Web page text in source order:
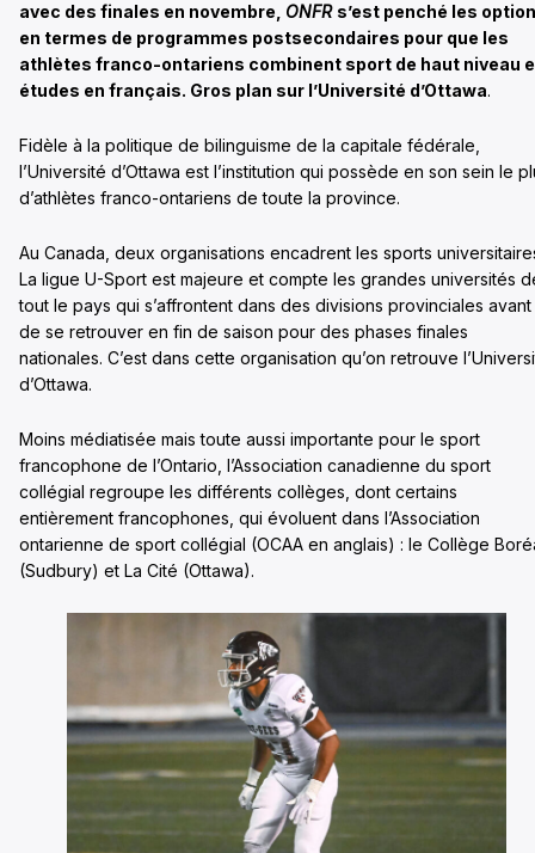
avec des finales en novembre, ONFR s’est penché les
en termes de programmes postsecondaires pour que les
athlètes franco-ontariens combinent sport de haut niveau
études en français. Gros plan sur l’Université d’Ottawa.
Fidèle à la politique de bilinguisme de la capitale fédérale,
l’Université d’Ottawa est l’institution qui possède en son sein le
d’athlètes franco-ontariens de toute la province.
Au Canada, deux organisations encadrent les sports
La ligue U-Sport est majeure et compte les grandes universités
tout le pays qui s’affrontent dans des divisions provinciales avant
de se retrouver en fin de saison pour des phases finales
nationales. C’est dans cette organisation qu’on retrouve
d’Ottawa.
Moins médiatisée mais toute aussi importante pour le sport
francophone de l’Ontario, l’Association canadienne du sport
collégial regroupe les différents collèges, dont certains
entièrement francophones, qui évoluent dans l’Association
ontarienne de sport collégial (OCAA en anglais) : le Collège
(Sudbury) et La Cité (Ottawa).